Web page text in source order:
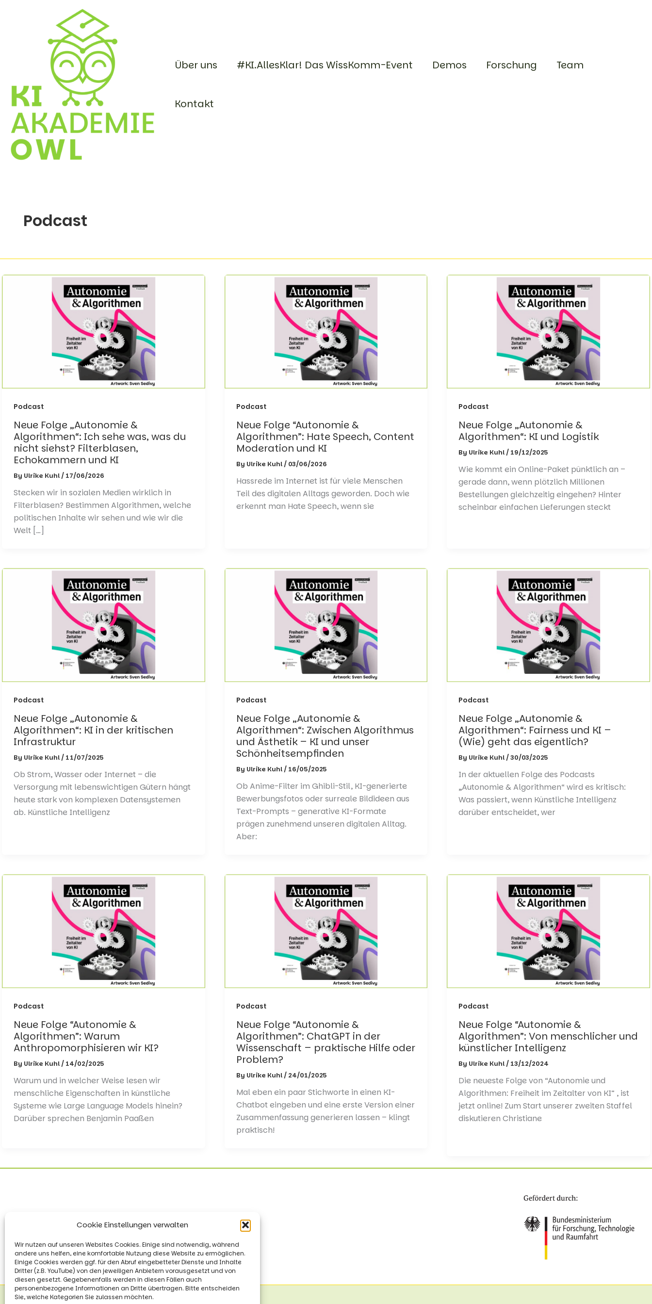
Cookie Einstellungen verwalten
Wir nutzen auf unseren Websites Cookies. Einige sind notwendig, während
andere uns helfen, eine komfortable Nutzung diese Website zu ermöglichen.
Einige Cookies werden ggf. für den Abruf eingebetteter Dienste und Inhalte
Dritter (z.B. YouTube) von den jeweiligen Anbietern vorausgesetzt und von
diesen gesetzt. Gegebenenfalls werden in diesen Fällen auch
personenbezogene Informationen an Dritte übertragen. Bitte entscheiden
Sie, welche Kategorien Sie zulassen möchten.
Über uns #KI.AllesKlar! Das WissKomm-Event Demos Forschung Team
Kontakt
Podcast
Podcast
Neue Folge „Autonomie &
Algorithmen“: Ich sehe was, was du
nicht siehst? Filterblasen,
Echokammern und KI
By Ulrike Kuhl/ 17/06/2026
Stecken wir in sozialen Medien wirklich in
Filterblasen? Bestimmen Algorithmen, welche
politischen Inhalte wir sehen und wie wir die
Welt […]
Podcast
Neue Folge “Autonomie &
Algorithmen”: Hate Speech, Content
Moderation und KI
By Ulrike Kuhl/ 03/06/2026
Hassrede im Internet ist für viele Menschen
Teil des digitalen Alltags geworden. Doch wie
erkennt man Hate Speech, wenn sie
Podcast
Neue Folge „Autonomie &
Algorithmen“: KI und Logistik
By Ulrike Kuhl/ 19/12/2025
Wie kommt ein Online-Paket pünktlich an –
gerade dann, wenn plötzlich Millionen
Bestellungen gleichzeitig eingehen? Hinter
scheinbar einfachen Lieferungen steckt
Podcast
Neue Folge „Autonomie &
Algorithmen“: KI in der kritischen
Infrastruktur
By Ulrike Kuhl / 11/07/2025
Ob Strom, Wasser oder Internet – die
Versorgung mit lebenswichtigen Gütern hängt
heute stark von komplexen Datensystemen
ab. Künstliche Intelligenz
Podcast
Neue Folge „Autonomie &
Algorithmen“: Zwischen Algorithmus
und Ästhetik – KI und unser
Schönheitsempfinden
By Ulrike Kuhl / 16/05/2025
Ob Anime-Filter im Ghibli-Stil, KI-generierte
Bewerbungsfotos oder surreale Bildideen aus
Text-Prompts – generative KI-Formate
prägen zunehmend unseren digitalen Alltag.
Aber:
Podcast
Neue Folge „Autonomie &
Algorithmen“: Fairness und KI –
(Wie) geht das eigentlich?
By Ulrike Kuhl/30/03/2025
In der aktuellen Folge des Podcasts
„Autonomie & Algorithmen“ wird es kritisch:
Was passiert, wenn Künstliche Intelligenz
darüber entscheidet, wer
Podcast
Neue Folge “Autonomie &
Algorithmen”: Warum
Anthropomorphisieren wir KI?
By Ulrike Kuhl/ 14/02/2025
Warum und in welcher Weise lesen wir
menschliche Eigenschaften in künstliche
Systeme wie Large Language Models hinein?
Darüber sprechen Benjamin Paaßen
Podcast
Neue Folge “Autonomie &
Algorithmen”: ChatGPT in der
Wissenschaft – praktische Hilfe oder
Problem?
By Ulrike Kuhl/ 24/01/2025
Mal eben ein paar Stichworte in einen KI-
Chatbot eingeben und eine erste Version einer
Zusammenfassung generieren lassen – klingt
praktisch!
Podcast
Neue Folge “Autonomie &
Algorithmen”: Von menschlicher und
künstlicher Intelligenz
By Ulrike Kuhl/ 13/12/2024
Die neueste Folge von “Autonomie und
Algorithmen: Freiheit im Zeitalter von KI” , ist
jetzt online! Zum Start unserer zweiten Staffel
diskutieren Christiane